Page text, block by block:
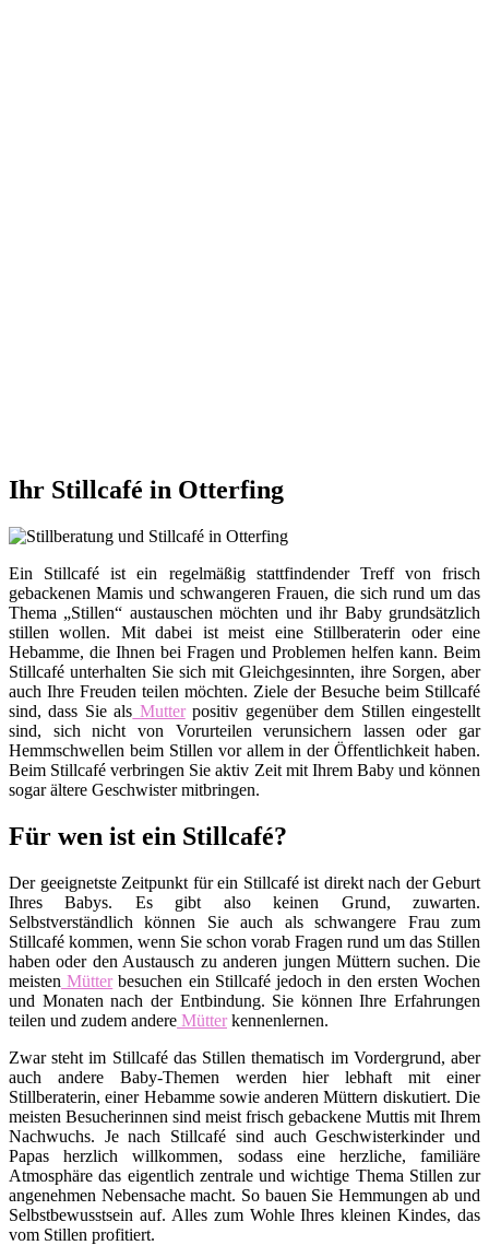
Ihr Stillcafé in Otterfing
Ein Stillcafé ist ein regelmäßig stattfindender Treff von frisch
gebackenen Mamis und schwangeren Frauen, die sich rund um das
Thema „Stillen“ austauschen möchten und ihr Baby grundsätzlich
stillen wollen. Mit dabei ist meist eine Stillberaterin oder eine
Hebamme, die Ihnen bei Fragen und Problemen helfen kann. Beim
Stillcafé unterhalten Sie sich mit Gleichgesinnten, ihre Sorgen, aber
auch Ihre Freuden teilen möchten. Ziele der Besuche beim Stillcafé
sind, dass Sie als Mutterpositiv gegenüber dem Stillen eingestellt
sind, sich nicht von Vorurteilen verunsichern lassen oder gar
Hemmschwellen beim Stillen vor allem in der Öffentlichkeit haben.
Beim Stillcafé verbringen Sie aktiv Zeit mit Ihrem Baby und können
sogar ältere Geschwister mitbringen.
Für wen ist ein Stillcafé?
Der geeignetste Zeitpunkt für ein Stillcafé ist direkt nach der Geburt
Ihres Babys. Es gibt also keinen Grund, zuwarten.
Selbstverständlich können Sie auch als schwangere Frau zum
Stillcafé kommen, wenn Sie schon vorab Fragen rund um das Stillen
haben oder den Austausch zu anderen jungen Müttern suchen. Die
meisten Mütterbesuchen ein Stillcafé jedoch in den ersten Wochen
und Monaten nach der Entbindung. Sie können Ihre Erfahrungen
teilen und zudem andere Mütterkennenlernen.
Zwar steht im Stillcafé das Stillen thematisch im Vordergrund, aber
auch andere Baby-Themen werden hier lebhaft mit einer
Stillberaterin, einer Hebamme sowie anderen Müttern diskutiert. Die
meisten Besucherinnen sind meist frisch gebackene Muttis mit Ihrem
Nachwuchs. Je nach Stillcafé sind auch Geschwisterkinder und
Papas herzlich willkommen, sodass eine herzliche, familiäre
Atmosphäre das eigentlich zentrale und wichtige Thema Stillen zur
angenehmen Nebensache macht. So bauen Sie Hemmungen ab und
Selbstbewusstsein auf. Alles zum Wohle Ihres kleinen Kindes, das
vom Stillen profitiert.